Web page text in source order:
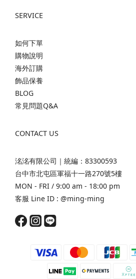
SERVICE
如何下單
購物說明
海外訂購
飾品保養
BLOG
常見問題Q&A
CONTACT US
洺洺有限公司｜統編：83300593
台中市北屯區軍福十一路270號5樓
MON - FRI / 9:00 am - 18:00 pm
客服 Line ID : @ming-ming